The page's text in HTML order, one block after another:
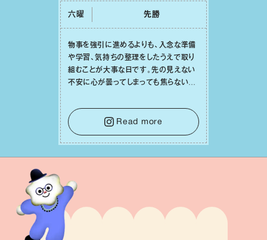
六曜 先勝
物事を強引に進めるよりも、⼊念な準備
や学習、気持ちの整理をしたうえで取り
組むことが⼤事な⽇です。先の⾒えない
不安に⼼が曇ってしまっても焦らない
⾝や疲れていそうな⼈をいたわることに
時間を使いましょう。ここでしっかりとエ
ネルギーを蓄え、困難を乗り越える⼒に
変えましょう。
Read more